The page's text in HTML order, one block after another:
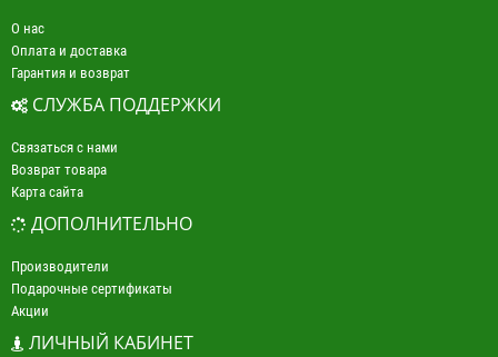
О нас
Оплата и доставка
Гарантия и возврат
СЛУЖБА ПОДДЕРЖКИ
Связаться с нами
Возврат товара
Карта сайта
ДОПОЛНИТЕЛЬНО
Производители
Подарочные сертификаты
Акции
ЛИЧНЫЙ КАБИНЕТ